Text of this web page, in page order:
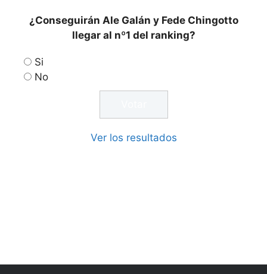
¿Conseguirán Ale Galán y Fede Chingotto
llegar al nº1 del ranking?
Si
No
Ver los resultados